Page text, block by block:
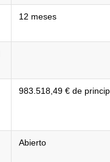
12 meses
983.518,49 € de
Abierto